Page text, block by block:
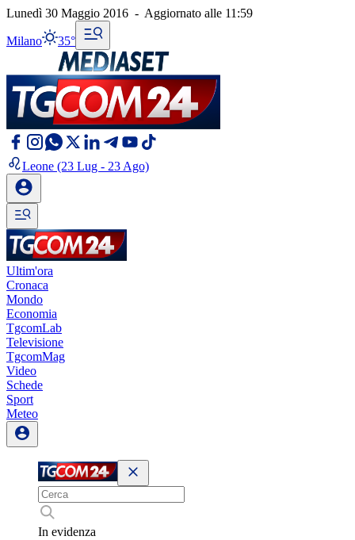
Lunedì 30 Maggio 2016 - Aggiornato alle 11:59
Milano 35°
Leone (23 Lug - 23 Ago)
Ultim'ora
Cronaca
Mondo
Economia
TgcomLab
Televisione
TgcomMag
Video
Schede
Sport
Meteo
In evidenza